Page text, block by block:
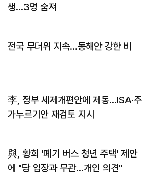
생…3명 숨져
전국 무더위 지속…동해안 강한 비
李, 정부 세제개편안에 제동…ISA·주
가누르기안 재검토 지시
與, 황희 '폐기 버스 청년 주택' 제안
에 "당 입장과 무관…개인 의견"